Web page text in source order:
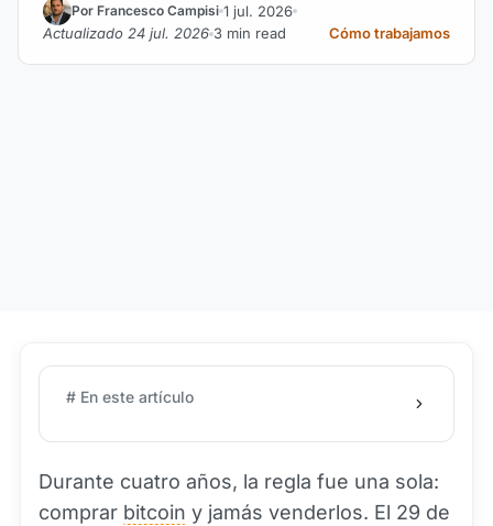
Por Francesco Campisi 1 jul. 2026
Actualizado 24 jul. 2026 3 min read Cómo trabajamos
# En este artículo
Durante cuatro años, la regla fue una sola:
comprar bitcoin y jamás venderlos. El 29 de